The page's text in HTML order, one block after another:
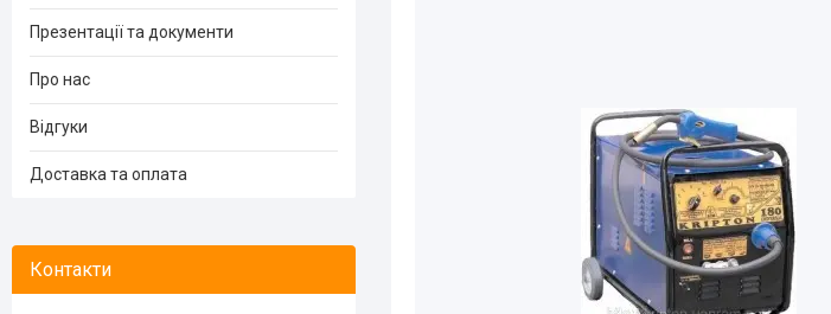
Презентації та документи
Про нас
Відгуки
Доставка та оплата